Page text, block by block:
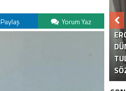
Paylaş Yorum Yaz